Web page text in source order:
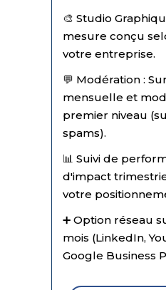
🎨 Studio
mesure conçu
votre entreprise.
💬 Modération :
mensuelle et
premier niveau
spams).
📊 Suivi de
d'impact
votre
➕ Option réseau
mois (LinkedIn,
Google Business